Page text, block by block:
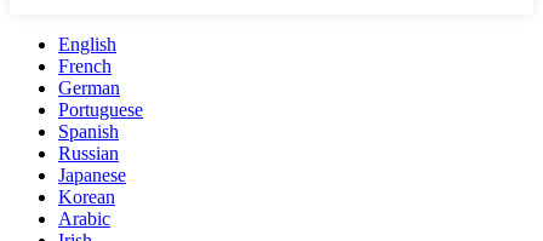
English
French
German
Portuguese
Spanish
Russian
Japanese
Korean
Arabic